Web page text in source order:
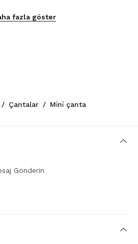
fazla göster
/ Çantalar / Mi̇ni̇ çanta
Gönderin